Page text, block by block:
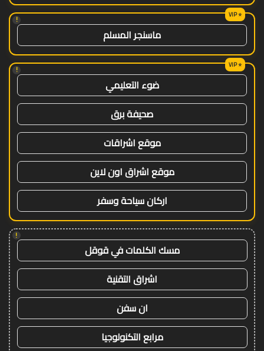
!
ماسنجر المسلم
!
ضوء التعليمي
صحيفة برق
موقع اشراقات
موقع اشراق اون لاين
اركان سياحة وسفر
!
مسك الكلمات في قوقل
اشراق التقنية
ان سفن
مرابع التكنولوجيا